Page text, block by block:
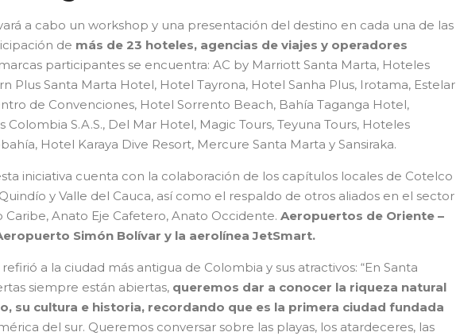
a cabo un workshop y una presentación del destino en cada una de las
de más de 23 hoteles, agencias de viajes y operadores
participantes se encuentra: AC by Marriott Santa Marta, Hoteles
Plus Santa Marta Hotel, Hotel Tayrona, Hotel Sanha Plus, Irotama, Estelar
de Convenciones, Hotel Sorrento Beach, Bahía Taganga Hotel,
Colombia S.A.S., Del Mar Hotel, Magic Tours, Teyuna Tours, Hoteles
Hotel Karaya Dive Resort, Mercure Santa Marta y Sansiraka.
iniciativa cuenta con la colaboración de los capítulos locales de Cotelco
Quindío y Valle del Cauca, así como el respaldo de otros aliados en el sector
Anato Eje Cafetero, Anato Occidente. Aeropuertos de Oriente –
Simón Bolívar y la aerolínea JetSmart.
a la ciudad más antigua de Colombia y sus atractivos: “En Santa
siempre están abiertas, queremos dar a conocer la riqueza natural
su cultura e historia, recordando que es la primera ciudad fundada
del sur. Queremos conversar sobre las playas, los atardeceres, las